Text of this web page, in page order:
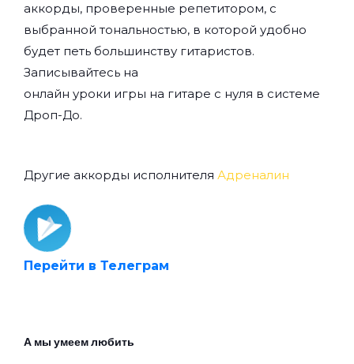
аккорды, проверенные репетитором, с
выбранной тональностью, в которой удобно
будет петь большинству гитаристов.
Записывайтесь на
онлайн уроки игры на гитаре с нуля в системе
Дроп-До.
Другие аккорды исполнителя Адреналин
Перейти в Телеграм
А мы умеем любить